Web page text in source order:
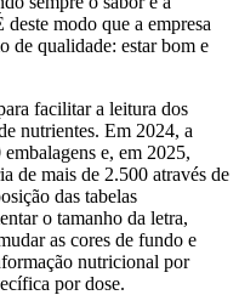
modo que a empresa
de qualidade: estar bom e
facilitar a leitura dos
nutrientes. Em 2024, a
e, em 2025,
de mais de 2.500 através de
das tabelas
o tamanho da letra,
as cores de fundo e
nutricional por
por dose.